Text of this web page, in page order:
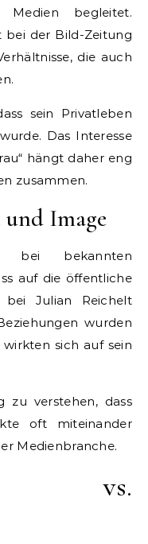
Medien begleitet.
bei der Bild-Zeitung
die auch
sein Privatleben
Das Interesse
hängt daher eng
zusammen.
Image
bei bekannten
auf die öffentliche
bei Julian Reichelt
wurden
sich auf sein
zu verstehen, dass
oft miteinander
Medienbranche.
vs.